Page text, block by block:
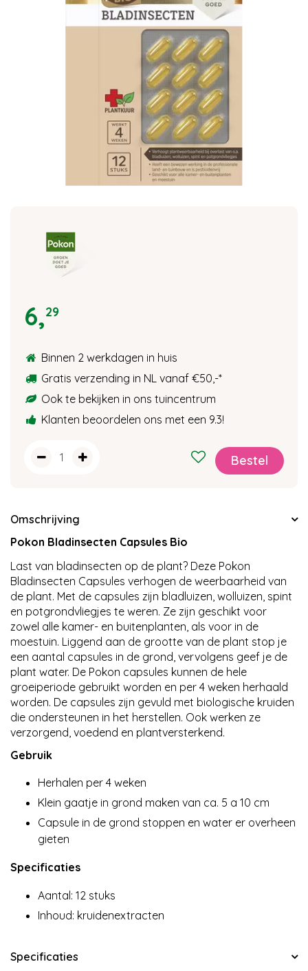
6,29
Binnen 2 werkdagen in huis
Gratis verzending in NL vanaf €50,-*
Ook te bekijken in ons tuincentrum
Klanten beoordelen ons met een 9.3!
Omschrijving
Pokon Bladinsecten Capsules Bio
Last van bladinsecten op de plant? Deze Pokon
Bladinsecten Capsules verhogen de weerbaarheid van
de plant. Met de capsules zijn bladluizen, wolluizen, spint
en potgrondvliegjes te weren. Ze zijn geschikt voor
zowel alle kamer- en buitenplanten, als voor in de
moestuin. Liggend aan de grootte van de plant stop je
een aantal capsules in de grond, vervolgens geef je de
plant water. De Pokon capsules kunnen de hele
groeiperiode gebruikt worden en per 4 weken herhaald
worden. De capsules zijn gevuld met biologische kruiden
die ondersteunen in het herstellen. Ook werken ze
verzorgend, voedend en plantversterkend.
Gebruik
Herhalen per 4 weken
Klein gaatje in grond maken van ca. 5 a 10 cm
Capsule in de grond stoppen en water er overheen
gieten
Specificaties
Aantal: 12 stuks
Inhoud: kruidenextracten
Specificaties